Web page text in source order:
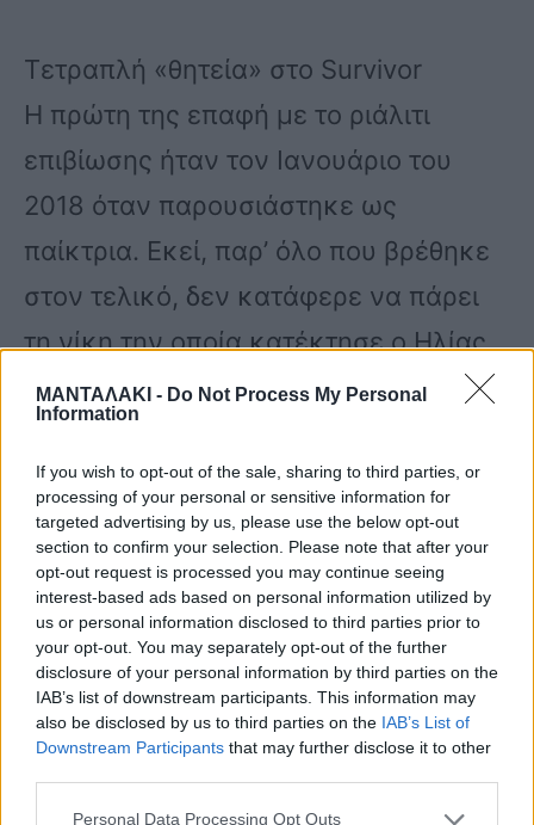
ΜΑΝΤΑΛΑΚΙ - Do Not Process My Personal
Information
If you wish to opt-out of the sale, sharing to third parties, or
processing of your personal or sensitive information for
targeted advertising by us, please use the below opt-out
section to confirm your selection. Please note that after your
opt-out request is processed you may continue seeing
interest-based ads based on personal information utilized by
us or personal information disclosed to third parties prior to
your opt-out. You may separately opt-out of the further
disclosure of your personal information by third parties on the
IAB’s list of downstream participants. This information may
also be disclosed by us to third parties on the IAB’s List of
Downstream Participants that may further disclose it to other
Personal Data Processing Opt Outs
Τετραπλή «θητεία» στο Survivor
Η πρώτη της επαφή με το ριάλιτι
επιβίωσης ήταν τον Ιανουάριο του
2018 όταν παρουσιάστηκε ως
παίκτρια. Εκεί, παρ’ όλο που βρέθηκε
στον τελικό, δεν κατάφερε να πάρει
τη νίκη την οποία κατέκτησε ο Ηλίας
Γκότσης. Όμως, λίγους μήνες μετά
2019 μπήκε ξανά στο παιχνίδι και
συγκεκριμένα στο Survivor Ελλάδα-
Τουρκία όπου κέρδισε την πρώτη
θέση.
Πέρυσι την είδαμε να φεύγει λίγο μετά
την Πρωτοχρονιά για Άγιο Δομίνικο
για τρίτη και… φαρμακερή, όπως